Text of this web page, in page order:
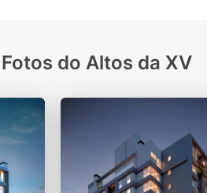
Fotos do Altos da XV